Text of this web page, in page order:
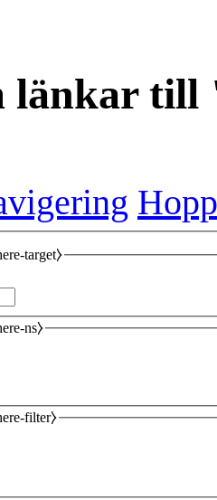
länkar
target⧽
ns⧽
filter⧽